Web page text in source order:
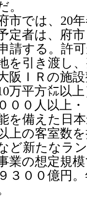
。
市では、20
定者は、府
請する。許
を引き渡し
阪ＩＲの施
万平方㍍以
００人以上
を備えた日
上の客室数
ど新たなラ
業の想定規模
３００億円